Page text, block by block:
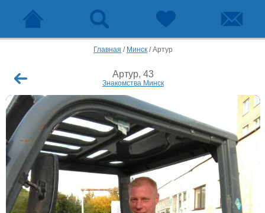
Главная / Минск /Артур
Артур, 43
Знакомства Минск